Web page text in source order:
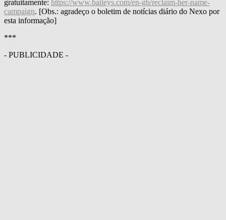
gratuitamente: https://www.baileys.com/en-gb/reclaim-her-name-
campaign. [Obs.: agradeço o boletim de notícias diário do Nexo por
esta informação]
***
- PUBLICIDADE -